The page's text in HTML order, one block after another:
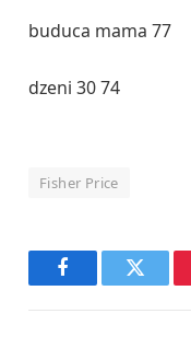
buduca mama 77
dzeni 30 74
Fisher Price
FacebookTwitter